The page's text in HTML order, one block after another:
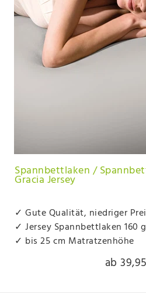
Spannbettlaken /
Gracia Jersey
✓ Gute Qualität, niedriger
✓ Jersey Spannbettlaken 160
✓ bis 25 cm Matratzenhöhe
ab